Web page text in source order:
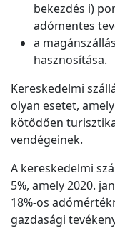
bekezdés i)
adómentes
a
hasznosítása.
Kereskedelmi
olyan esetet,
kötődően
vendégeinek.
A kereskedelmi
5%, amely 2020.
18%-os
gazdasági